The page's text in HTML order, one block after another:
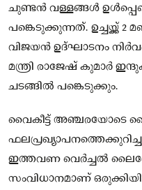
ചുണ്ടൻ വള്ളങ്ങൾ
പങ്കെടുക്കുന്നത്. ഉച്ചയ്ക്ക് 2
വിജയൻ ഉദ്ഘാടനം
മന്ത്രി രാജേഷ് കുമാർ
ചടങ്ങിൽ പങ്കെടുക്കും.
വൈകീട്ട് അഞ്ചരയോടെ
ഇത്തവണ വെർച്ചൽ
സംവിധാനമാണ്